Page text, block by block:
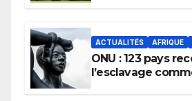
ACTUALITÉS AFRIQUE
ONU : 123 pays
l’esclavage